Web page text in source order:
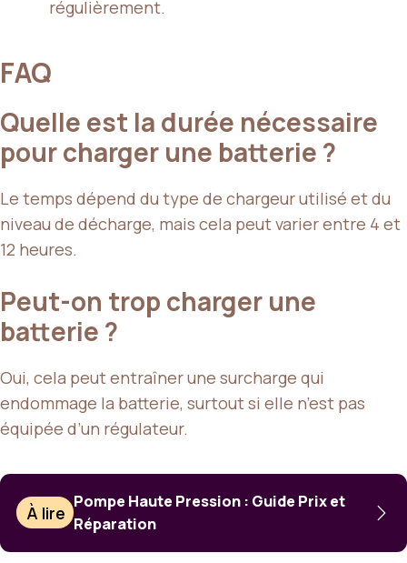
régulièrement.
FAQ
Quelle est la durée nécessaire
pour charger une batterie ?
Le temps dépend du type de chargeur utilisé et du
niveau de décharge, mais cela peut varier entre 4 et
12 heures.
Peut-on trop charger une
batterie ?
Oui, cela peut entraîner une surcharge qui
endommage la batterie, surtout si elle n’est pas
équipée d’un régulateur.
À lire
Pompe Haute Pression : Guide Prix et
Réparation